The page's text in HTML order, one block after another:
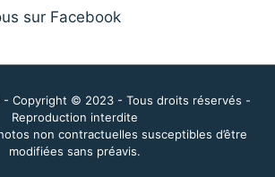
sur Facebook
- Copyright © 2023 - Tous droits réservés -
Reproduction interdite
non contractuelles susceptibles d’être
modifiées sans préavis.